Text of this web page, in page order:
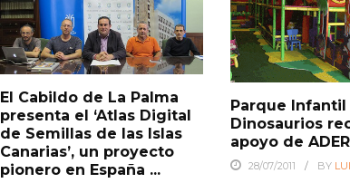
El Cabildo de La Palma
presenta el ‘Atlas Digital
de Semillas de las Islas
Canarias’, un proyecto
pionero en España ...
Parque Infantil
Dinosaurios
apoyo de
28/07/2011 BY